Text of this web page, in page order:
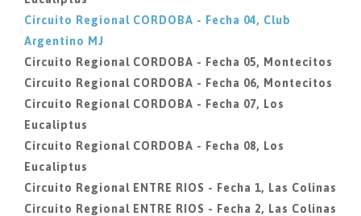
Circuito Regional CORDOBA - Fecha 04, Club
Argentino MJ
Circuito Regional CORDOBA - Fecha 05, Montecitos
Circuito Regional CORDOBA - Fecha 06, Montecitos
Circuito Regional CORDOBA - Fecha 07, Los
Eucaliptus
Circuito Regional CORDOBA - Fecha 08, Los
Eucaliptus
Circuito Regional ENTRE RIOS - Fecha 1, Las Colinas
Circuito Regional ENTRE RIOS - Fecha 2, Las Colinas